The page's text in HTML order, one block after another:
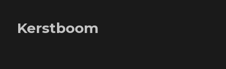
Kerstboom